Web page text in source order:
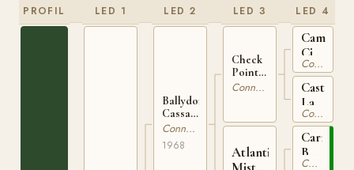
PROFIL LED 1 LED 2
Ballydonagh
Cassanova
IRE 370Connemara
1968
LED 3
Check
Point
CharlieConnemara
Atlantic
LED 4
Camlin
Cicada
IRE
119
Connemara
Lady
IRE
2009
Connemara
Carna
Bobby
Connemara